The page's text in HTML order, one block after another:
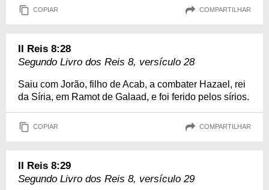
COPIAR COMPARTILHAR
II Reis 8:28
Segundo Livro dos Reis 8, versículo 28
Saiu com Jorão, filho de Acab, a combater Hazael, rei
da Síria, em Ramot de Galaad, e foi ferido pelos sírios.
COPIAR COMPARTILHAR
II Reis 8:29
Segundo Livro dos Reis 8, versículo 29